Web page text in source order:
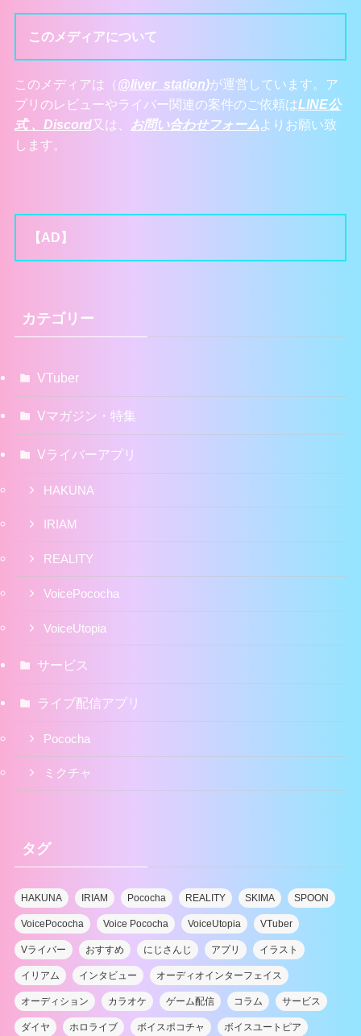
このメディアについて
このメディアは（ @liver_station)が運営しています。ア
プリのレビューやライバー関連の案件のご依頼はLINE公
式 、 Discord又は、 お問い合わせフォーム よりお願い致
します。
【AD】
カテゴリー
VTuber
Vマガジン・特集
Vライバーアプリ
HAKUNA
IRIAM
REALITY
VoicePococha
VoiceUtopia
サービス
ライブ配信アプリ
Pococha
ミクチャ
タグ
HAKUNA IRIAM Pococha REALITY SKIMA SPOON
VoicePococha Voice Pococha VoiceUtopia VTuber
Vライバー おすすめ にじさんじ アプリ イラスト
イリアム インタビュー オーディオインターフェイス
オーディション カラオケ ゲーム配信 コラム サービス
ダイヤ ホロライブ ボイスポコチャ ボイスユートピア